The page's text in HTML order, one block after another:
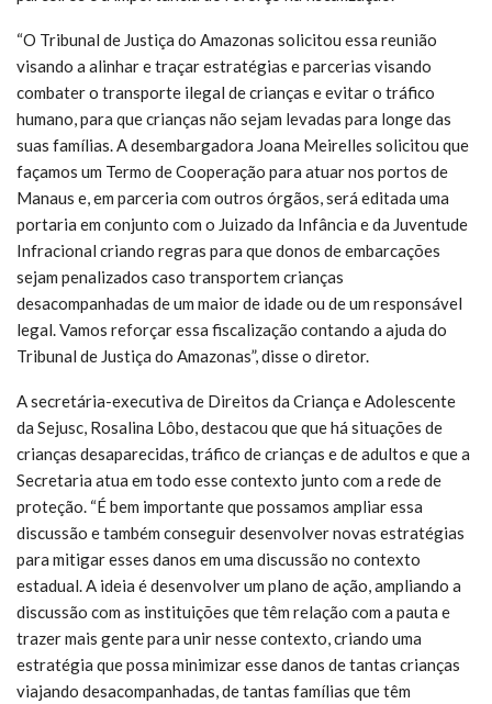
“O Tribunal de Justiça do Amazonas solicitou essa reunião
visando a alinhar e traçar estratégias e parcerias visando
combater o transporte ilegal de crianças e evitar o tráfico
humano, para que crianças não sejam levadas para longe das
suas famílias. A desembargadora Joana Meirelles solicitou que
façamos um Termo de Cooperação para atuar nos portos de
Manaus e, em parceria com outros órgãos, será editada uma
portaria em conjunto com o Juizado da Infância e da Juventude
Infracional criando regras para que donos de embarcações
sejam penalizados caso transportem crianças
desacompanhadas de um maior de idade ou de um responsável
legal. Vamos reforçar essa fiscalização contando a ajuda do
Tribunal de Justiça do Amazonas”, disse o diretor.
A secretária-executiva de Direitos da Criança e Adolescente
da Sejusc, Rosalina Lôbo, destacou que que há situações de
crianças desaparecidas, tráfico de crianças e de adultos e que a
Secretaria atua em todo esse contexto junto com a rede de
proteção. “É bem importante que possamos ampliar essa
discussão e também conseguir desenvolver novas estratégias
para mitigar esses danos em uma discussão no contexto
estadual. A ideia é desenvolver um plano de ação, ampliando a
discussão com as instituições que têm relação com a pauta e
trazer mais gente para unir nesse contexto, criando uma
estratégia que possa minimizar esse danos de tantas crianças
viajando desacompanhadas, de tantas famílias que têm